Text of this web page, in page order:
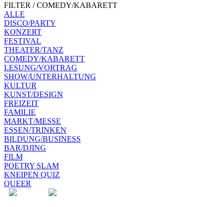
FILTER / COMEDY/KABARETT
ALLE
DISCO/PARTY
KONZERT
FESTIVAL
THEATER/TANZ
COMEDY/KABARETT
LESUNG/VORTRAG
SHOW/UNTERHALTUNG
KULTUR
KUNST/DESIGN
FREIZEIT
FAMILIE
MARKT/MESSE
ESSEN/TRINKEN
BILDUNG/BUSINESS
BAR/DJING
FILM
POETRY SLAM
KNEIPEN QUIZ
QUEER